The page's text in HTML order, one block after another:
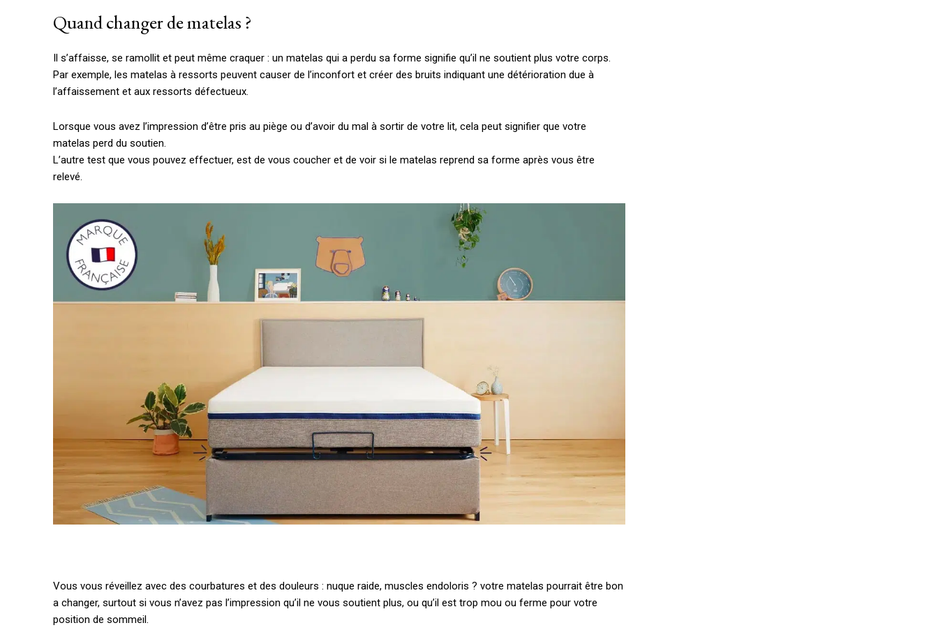
Quand changer de matelas ?
Il s’affaisse, se ramollit et peut même craquer : un matelas qui a perdu sa forme signifie qu’il ne soutient plus votre corps.
Par exemple, les matelas à ressorts peuvent causer de l’inconfort et créer des bruits indiquant une détérioration due à
l’affaissement et aux ressorts défectueux.
Lorsque vous avez l’impression d’être pris au piège ou d’avoir du mal à sortir de votre lit, cela peut signifier que votre
matelas perd du soutien.
L’autre test que vous pouvez effectuer, est de vous coucher et de voir si le matelas reprend sa forme après vous être
relevé.
Vous vous réveillez avec des courbatures et des douleurs : nuque raide, muscles endoloris ? votre matelas pourrait être bon
a changer, surtout si vous n’avez pas l’impression qu’il ne vous soutient plus, ou qu’il est trop mou ou ferme pour votre
position de sommeil.